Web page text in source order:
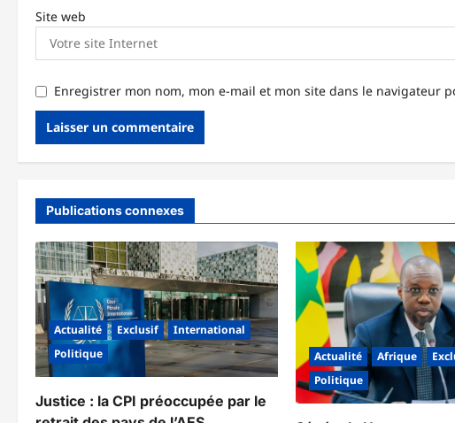
Site web
Enregistrer mon nom, mon e-mail et mon site dans le navigateur
Publications connexes
Actualité Exclusif
International
Politique
‎Justice : la CPI préoccupée par le
Actualité Afrique
Politique